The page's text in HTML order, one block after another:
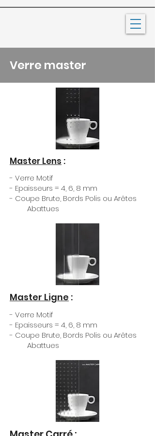
Verre master
Master Lens :
- Verre Motif
- Epaisseurs = 4, 6, 8 mm
- Coupe Brute, Bords Polis ou Arêtes
Abattues
Master Ligne :
- Verre Motif
- Epaisseurs = 4, 6, 8 mm
- Coupe Brute, Bords Polis ou Arêtes
Abattues